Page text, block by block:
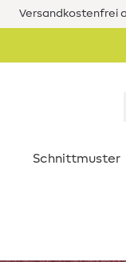
Versandkostenfrei
Schnittmuster